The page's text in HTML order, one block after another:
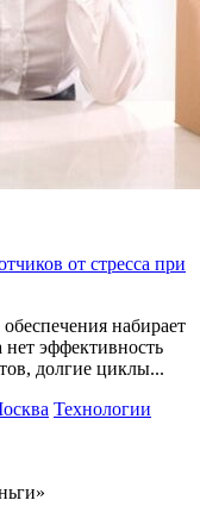
от стресса при
набирает
нет эффективность
долгие циклы...
Технологии